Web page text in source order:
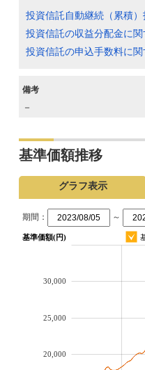
投資信託自動継続（累積）
投資信託の収益分配金に関
投資信託の申込手数料に関
備考
－
基準価額推移
グラフ表示
期間： ～
基準価額(円)
20,000
25,000
30,000